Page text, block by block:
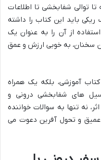
تا توالی شفابخشی تا اطلاعات
باید این کتاب را داشته
از آن را به عنوان یک
سخنان، به خوبی ارزش و عمق
آموزشی، بلکه یک همراه
های شفابخشی درونی و
نه تنها به سوالات خواننده
عمیق و تحول آفرین دعوت می